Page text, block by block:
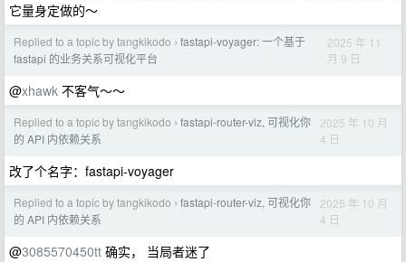
它量身定做的～
Replied to a topic by tangkikodo › fastapi-voyager: 一个基于
fastapi 的业务关系可视化平台
2025 年 11
月 9 日
@xhawk 不客气～～
Replied to a topic by tangkikodo › fastapi-router-viz, 可视化你
的 API 内依赖关系
2025 年 10 月
4 日
改了个名字：fastapi-voyager
Replied to a topic by tangkikodo › fastapi-router-viz, 可视化你
的 API 内依赖关系
2025 年 10 月
4 日
@3085570450tt 确实， 当局者迷了